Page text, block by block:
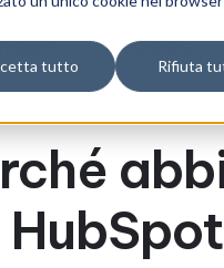
tutto Rifiuta
ideas
progetti
HubSpot